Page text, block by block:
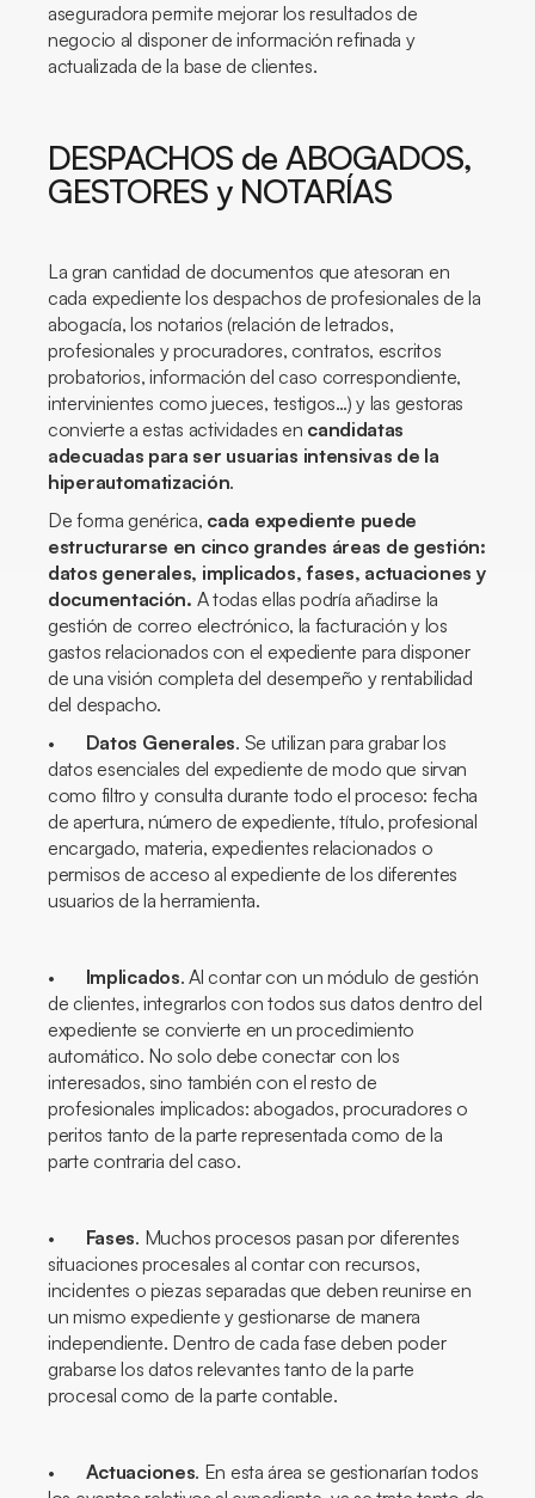
aseguradora permite mejorar los resultados de
negocio al disponer de información refinada y
actualizada de la base de clientes.
DESPACHOS de ABOGADOS,
GESTORES y NOTARÍAS
La gran cantidad de documentos que atesoran en
cada expediente los despachos de profesionales de la
abogacía, los notarios (relación de letrados,
profesionales y procuradores, contratos, escritos
probatorios, información del caso correspondiente,
intervinientes como jueces, testigos…) y las gestoras
convierte a estas actividades en candidatas
adecuadas para ser usuarias intensivas de la
hiperautomatización.
De forma genérica, cada expediente puede
estructurarse en cinco grandes áreas de gestión:
datos generales, implicados, fases, actuaciones y
documentación. A todas ellas podría añadirse la
gestión de correo electrónico, la facturación y los
gastos relacionados con el expediente para disponer
de una visión completa del desempeño y rentabilidad
del despacho.
• Datos Generales. Se utilizan para grabar los
datos esenciales del expediente de modo que sirvan
como filtro y consulta durante todo el proceso: fecha
de apertura, número de expediente, título, profesional
encargado, materia, expedientes relacionados o
permisos de acceso al expediente de los diferentes
usuarios de la herramienta.
• Implicados. Al contar con un módulo de gestión
de clientes, integrarlos con todos sus datos dentro del
expediente se convierte en un procedimiento
automático. No solo debe conectar con los
interesados, sino también con el resto de
profesionales implicados: abogados, procuradores o
peritos tanto de la parte representada como de la
parte contraria del caso.
• Fases. Muchos procesos pasan por diferentes
situaciones procesales al contar con recursos,
incidentes o piezas separadas que deben reunirse en
un mismo expediente y gestionarse de manera
independiente. Dentro de cada fase deben poder
grabarse los datos relevantes tanto de la parte
procesal como de la parte contable.
• Actuaciones. En esta área se gestionarían todos